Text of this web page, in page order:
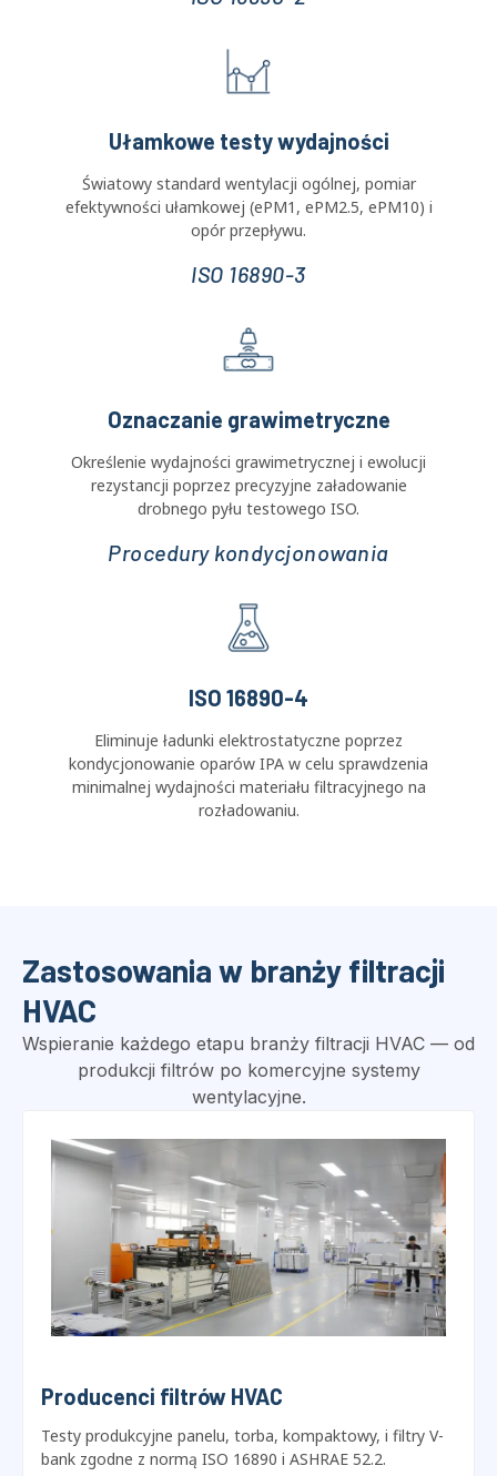
Twoje dane zostaną uznane przez ISO 16890 i EN
779 organy regulacyjne.
ISO 16890-2
Ułamkowe testy wydajności
Światowy standard wentylacji ogólnej, pomiar
efektywności ułamkowej (ePM1, ePM2.5, ePM10) i
opór przepływu.
ISO 16890-3
Oznaczanie grawimetryczne
Określenie wydajności grawimetrycznej i ewolucji
rezystancji poprzez precyzyjne załadowanie
drobnego pyłu testowego ISO.
Procedury kondycjonowania
rozładowaniu.
Zastosowania w branży filtracji
HVAC
Wspieranie każdego etapu branży filtracji HVAC — od
produkcji filtrów po komercyjne systemy
wentylacyjne.